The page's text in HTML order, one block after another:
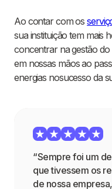
Ao contar com os
sua instituição tem mais
concentrar na gestão do
em nossas mãos ao
energias nosucesso da
“Sempre foi um
que tivessem os
de nossa